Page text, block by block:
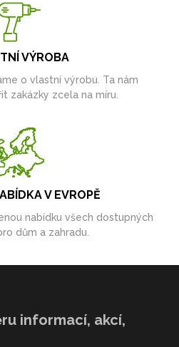
VÝROBA
o vlastní výrobu. Ta nám
zakázky zcela na míru.
V EVROPĚ
nabídku všech dostupných
dům a zahradu.
informací, akcí,